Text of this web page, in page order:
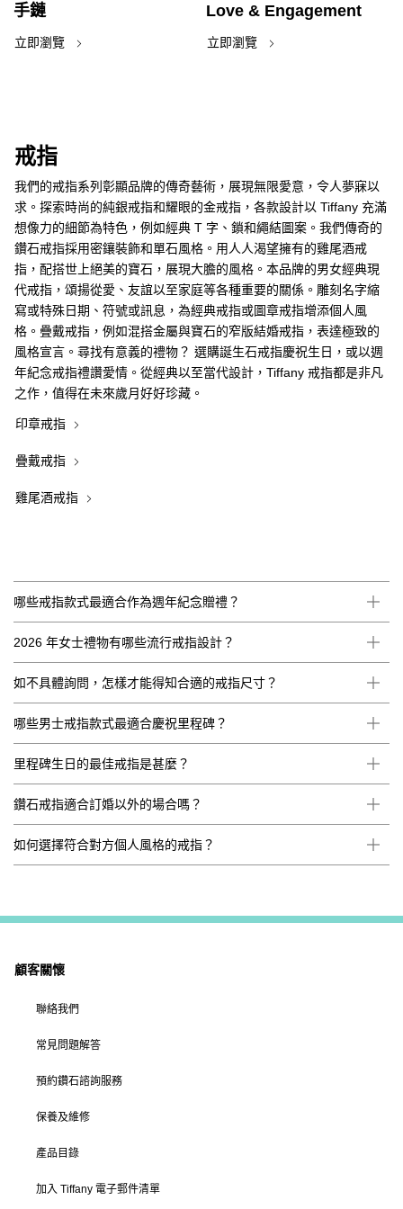
手鏈
立即瀏覽
Love & Engagement
立即瀏覽
戒指
我們的戒指系列彰顯品牌的傳奇藝術，展現無限愛意，令人夢寐以
求。探索時尚的純銀戒指和耀眼的金戒指，各款設計以 Tiffany 充滿
想像力的細節為特色，例如經典 T 字、鎖和繩結圖案。我們傳奇的
鑽石戒指採用密鑲裝飾和單石風格。用人人渴望擁有的雞尾酒戒
指，配搭世上絕美的寶石，展現大膽的風格。本品牌的男女經典現
代戒指，頌揚從愛、友誼以至家庭等各種重要的關係。雕刻名字縮
寫或特殊日期、符號或訊息，為經典戒指或圖章戒指增添個人風
格。疊戴戒指，例如混搭金屬與寶石的窄版結婚戒指，表達極致的
風格宣言。尋找有意義的禮物？ 選購誕生石戒指慶祝生日，或以週
年紀念戒指禮讚愛情。從經典以至當代設計，Tiffany 戒指都是非凡
之作，值得在未來歲月好好珍藏。
印章戒指
疊戴戒指
雞尾酒戒指
哪些戒指款式最適合作為週年紀念贈禮？
2026 年女士禮物有哪些流行戒指設計？
如不具體詢問，怎樣才能得知合適的戒指尺寸？
哪些男士戒指款式最適合慶祝里程碑？
里程碑生日的最佳戒指是甚麼？
鑽石戒指適合訂婚以外的場合嗎？
如何選擇符合對方個人風格的戒指？
顧客關懷
聯絡我們
常見問題解答
預約鑽石諮詢服務
保養及維修
產品目錄
加入 Tiffany 電子郵件清單